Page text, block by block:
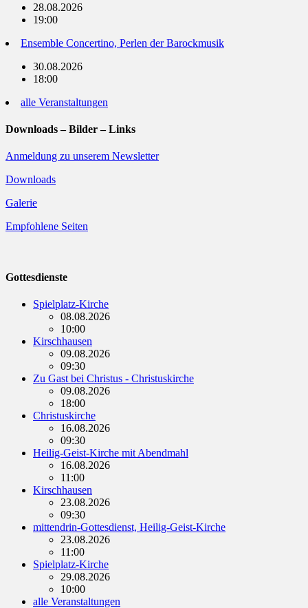
28.08.2026
19:00
Ensemble Concertino, Perlen der Barockmusik
30.08.2026
18:00
alle Veranstaltungen
Downloads – Bilder – Links
Anmeldung zu unserem Newsletter
Downloads
Galerie
Empfohlene Seiten
Gottesdienste
Spielplatz-Kirche
08.08.2026
10:00
Kirschhausen
09.08.2026
09:30
Zu Gast bei Christus - Christuskirche
09.08.2026
18:00
Christuskirche
16.08.2026
09:30
Heilig-Geist-Kirche mit Abendmahl
16.08.2026
11:00
Kirschhausen
23.08.2026
09:30
mittendrin-Gottesdienst, Heilig-Geist-Kirche
23.08.2026
11:00
Spielplatz-Kirche
29.08.2026
10:00
alle Veranstaltungen